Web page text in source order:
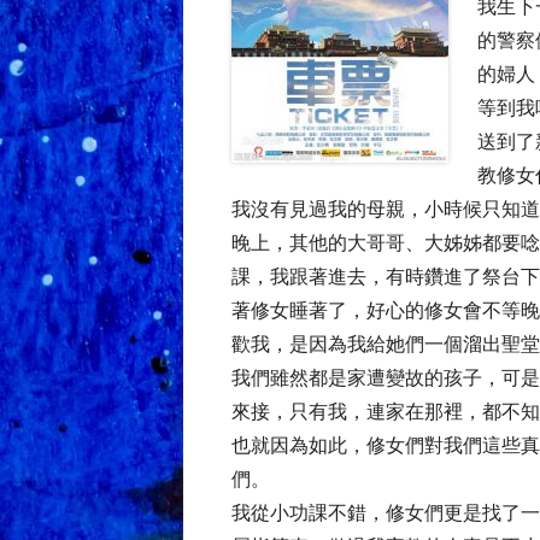
我生
的警
的婦
等到
送到
教修
我沒有見過我的母親，小時候只知
晚上，其他的大哥哥、大姊姊都要
課，我跟著進去，有時鑽進了祭台
著修女睡著了，好心的修女會不等
歡我，是因為我給她們一個溜出聖
我們雖然都是家遭變故的孩子，可
來接，只有我，連家在那裡，都不
也就因為如此，修女們對我們這些
們。
我從小功課不錯，修女們更是找了